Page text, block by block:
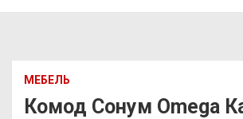
МЕБЕЛЬ
Комод Сонум Omega